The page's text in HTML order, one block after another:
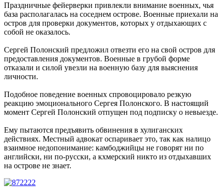
Праздничные фейерверки привлекли внимание военных, чья
база располагалась на соседнем острове. Военные приехали на
остров для проверки документов, которых у отдыхающих с
собой не оказалось.
Сергей Полонский предложил отвезти его на свой остров для
предоставления документов. Военные в грубой форме
отказали и силой увезли на военную базу для выяснения
личности.
Подобное поведение военных спровоцировало резкую
реакцию эмоционального Сергея Полонского. В настоящий
момент Сергей Полонский отпущен под подписку о невыезде.
Ему пытаются предъявить обвинения в хулиганских
действиях. Местный адвокат оспаривает это, так как налицо
взаимное недопонимание: камбоджийцы не говорят ни по
английски, ни по-русски, а кхмерский никто из отдыхавших
на острове не знает.